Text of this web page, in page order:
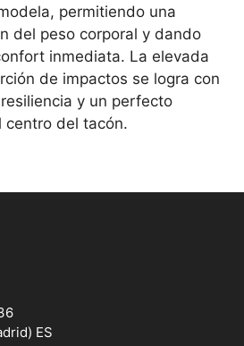
permitiendo una
del peso corporal y dando
inmediata. La elevada
de impactos se logra con
y un perfecto
centro del tacón.
ES